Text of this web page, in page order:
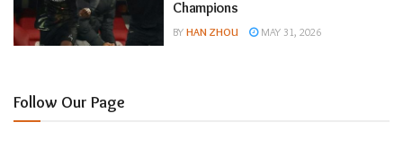
Champions
BY HAN ZHOU MAY 31, 2026
Follow Our Page